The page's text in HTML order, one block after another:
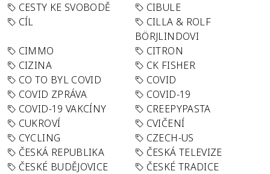
CESTY KE SVOBODĚ
CIBULE
CÍL
CILLA & ROLF
BÖRJLINDOVI
CIMMO
CITRON
CIZINA
CK FISHER
CO TO BYL COVID
COVID
COVID ZPRÁVA
COVID-19
COVID-19 VAKCÍNY
CREEPYPASTA
CUKROVÍ
CVIČENÍ
CYCLING
CZECH-US
ČESKÁ REPUBLIKA
ČESKÁ TELEVIZE
ČESKÉ BUDĚJOVICE
ČESKÉ TRADICE